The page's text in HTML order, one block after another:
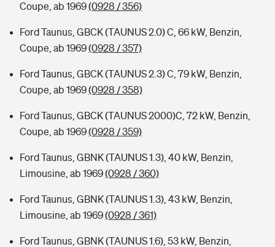
Coupe, ab 1969(0928 / 356)
Ford Taunus, GBCK (TAUNUS 2.0) C, 66 kW, Benzin,
Coupe, ab 1969(0928 / 357)
Ford Taunus, GBCK (TAUNUS 2.3) C, 79 kW, Benzin,
Coupe, ab 1969(0928 / 358)
Ford Taunus, GBCK (TAUNUS 2000)C, 72 kW, Benzin,
Coupe, ab 1969(0928 / 359)
Ford Taunus, GBNK (TAUNUS 1.3), 40 kW, Benzin,
Limousine, ab 1969(0928 / 360)
Ford Taunus, GBNK (TAUNUS 1.3), 43 kW, Benzin,
Limousine, ab 1969(0928 / 361)
Ford Taunus, GBNK (TAUNUS 1.6), 53 kW, Benzin,